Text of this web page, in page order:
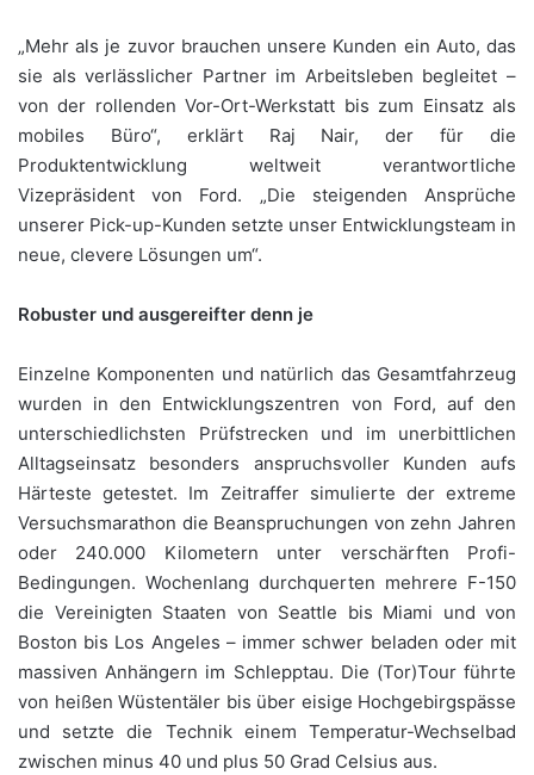
„Mehr als je zuvor brauchen unsere Kunden ein Auto, das
sie als verlässlicher Partner im Arbeitsleben begleitet –
von der rollenden Vor-Ort-Werkstatt bis zum Einsatz als
mobiles Büro“, erklärt Raj Nair, der für die
Produktentwicklung weltweit verantwortliche
Vizepräsident von Ford. „Die steigenden Ansprüche
unserer Pick-up-Kunden setzte unser Entwicklungsteam in
neue, clevere Lösungen um“.
Robuster und ausgereifter denn je
Einzelne Komponenten und natürlich das Gesamtfahrzeug
wurden in den Entwicklungszentren von Ford, auf den
unterschiedlichsten Prüfstrecken und im unerbittlichen
Alltagseinsatz besonders anspruchsvoller Kunden aufs
Härteste getestet. Im Zeitraffer simulierte der extreme
Versuchsmarathon die Beanspruchungen von zehn Jahren
oder 240.000 Kilometern unter verschärften Profi-
Bedingungen. Wochenlang durchquerten mehrere F-150
die Vereinigten Staaten von Seattle bis Miami und von
Boston bis Los Angeles – immer schwer beladen oder mit
massiven Anhängern im Schlepptau. Die (Tor)Tour führte
von heißen Wüstentäler bis über eisige Hochgebirgspässe
und setzte die Technik einem Temperatur-Wechselbad
zwischen minus 40 und plus 50 Grad Celsius aus.